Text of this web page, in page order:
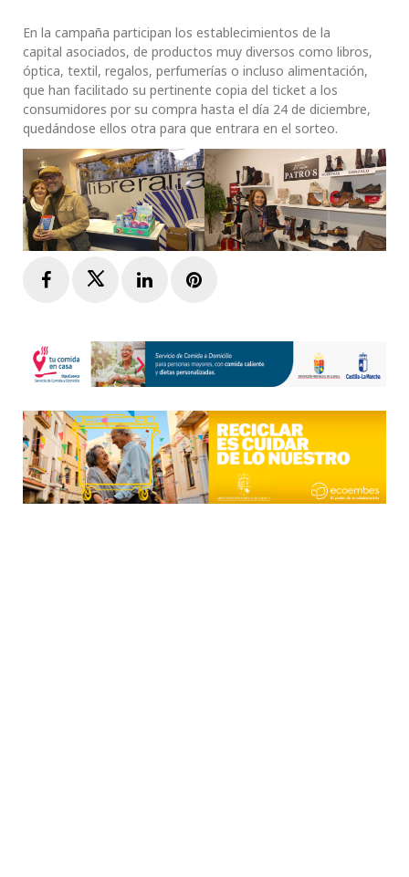
En la campaña participan los establecimientos de la
capital asociados, de productos muy diversos como libros,
óptica, textil, regalos, perfumerías o incluso alimentación,
que han facilitado su pertinente copia del ticket a los
consumidores por su compra hasta el día 24 de diciembre,
quedándose ellos otra para que entrara en el sorteo.
FacebookTwitterLinkedInPinterest